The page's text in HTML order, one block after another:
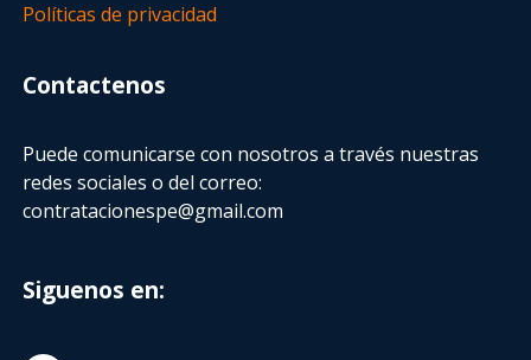
Políticas de privacidad
Contactenos
Puede comunicarse con nosotros a través nuestras
redes sociales o del correo:
contratacionespe@gmail.com
Siguenos en: